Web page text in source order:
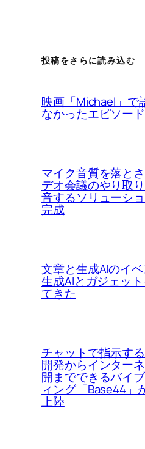
投稿をさらに読み込む
映画「Michael」で
なかったエピソード
マイク音質を落と
デオ会議のやり取
音するソリューシ
完成
文章と生成AIのイ
生成AIとガジェッ
てきた
チャットで指示す
開発からインター
開までできるバイ
ィング「Base44」
上陸